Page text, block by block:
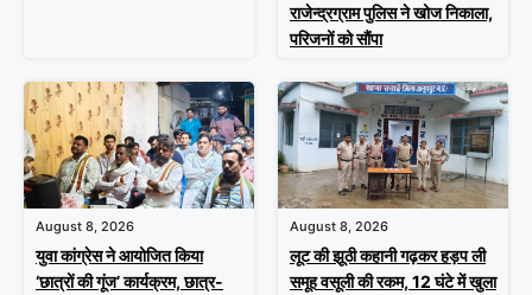
राजेन्द्रग्राम पुलिस ने खोज निकाला,
परिजनों को सौंपा
August 8, 2026
युवा कांग्रेस ने आयोजित किया
‘छात्रों की गूंज’ कार्यक्रम, छात्र-
August 8, 2026
लूट की झूठी कहानी गढ़कर हड़प ली
समूह वसूली की रकम, 12 घंटे में खुला